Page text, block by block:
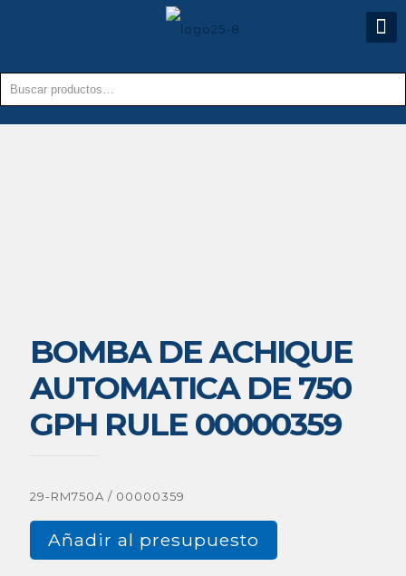
BOMBA DE ACHIQUE
AUTOMATICA DE 750
GPH RULE 00000359
29-RM750A / 00000359
Añadir al presupuesto